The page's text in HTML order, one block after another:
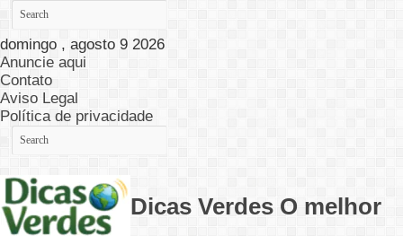
domingo , agosto 9 2026
Anuncie aqui
Contato
Aviso Legal
Política de privacidade
Dicas Verdes O melhor